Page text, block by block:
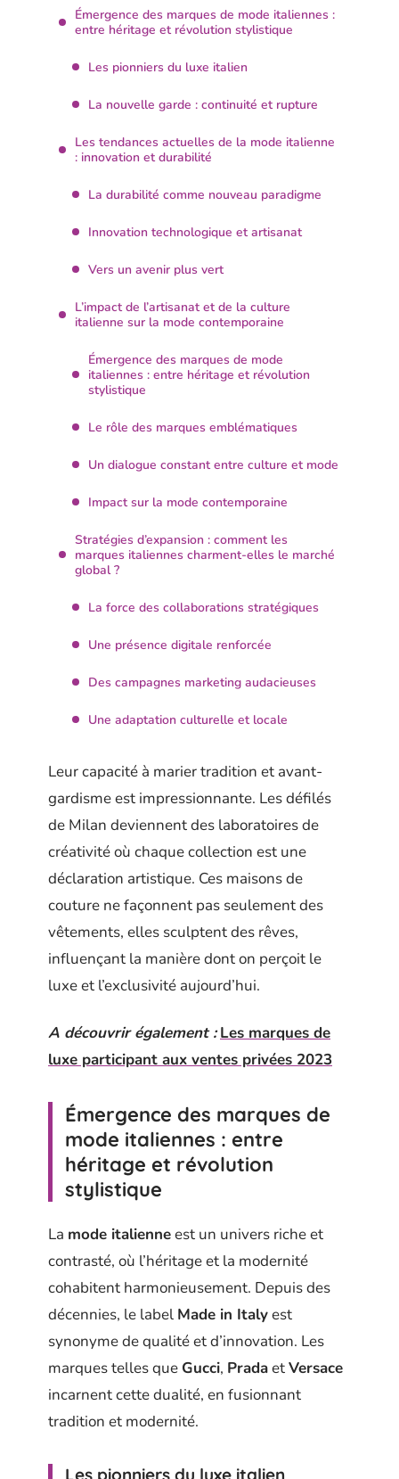
Émergence des marques de mode italiennes :
entre héritage et révolution stylistique
Les pionniers du luxe italien
La nouvelle garde : continuité et rupture
Les tendances actuelles de la mode italienne
: innovation et durabilité
La durabilité comme nouveau paradigme
Innovation technologique et artisanat
Vers un avenir plus vert
L’impact de l’artisanat et de la culture
italienne sur la mode contemporaine
Émergence des marques de mode
italiennes : entre héritage et révolution
stylistique
Le rôle des marques emblématiques
Un dialogue constant entre culture et mode
Impact sur la mode contemporaine
Stratégies d’expansion : comment les
marques italiennes charment-elles le marché
global ?
La force des collaborations stratégiques
Une présence digitale renforcée
Des campagnes marketing audacieuses
Une adaptation culturelle et locale
Leur capacité à marier tradition et avant-
gardisme est impressionnante. Les défilés
de Milan deviennent des laboratoires de
créativité où chaque collection est une
déclaration artistique. Ces maisons de
couture ne façonnent pas seulement des
vêtements, elles sculptent des rêves,
influençant la manière dont on perçoit le
luxe et l’exclusivité aujourd’hui.
A découvrir également : Les marques de
luxe participant aux ventes privées 2023
Émergence des marques de
mode italiennes : entre
héritage et révolution
stylistique
La mode italienneest un univers riche et
contrasté, où l’héritage et la modernité
cohabitent harmonieusement. Depuis des
décennies, le label Made in Italyest
synonyme de qualité et d’innovation. Les
marques telles que Gucci, PradaetVersace
incarnent cette dualité, en fusionnant
tradition et modernité.
Les pionniers du luxe italien